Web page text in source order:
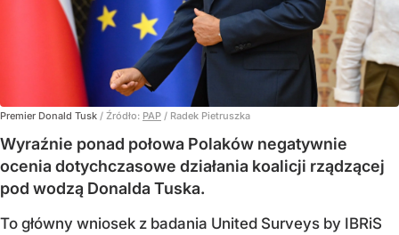
Premier Donald Tusk / Źródło: PAP / Radek Pietruszka
Wyraźnie ponad połowa Polaków negatywnie
ocenia dotychczasowe działania koalicji rządzącej
pod wodzą Donalda Tuska.
To główny wniosek z badania United Surveys by IBRiS